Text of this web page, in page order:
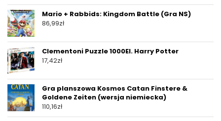
Mario + Rabbids: Kingdom Battle (Gra NS)
86,99zł
Clementoni Puzzle 1000El. Harry Potter
17,42zł
Gra planszowa Kosmos Catan Finstere &
Goldene Zeiten (wersja niemiecka)
110,16zł